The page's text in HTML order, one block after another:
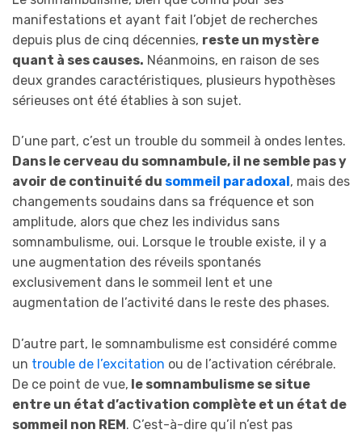
manifestations et ayant fait l’objet de recherches
depuis plus de cinq décennies, reste un mystère
quant à ses causes. Néanmoins, en raison de ses
deux grandes caractéristiques, plusieurs hypothèses
sérieuses ont été établies à son sujet.
D’une part, c’est un trouble du sommeil à ondes lentes.
Dans le cerveau du somnambule, il ne semble pas y
avoir de continuité du sommeil paradoxal , mais des
changements soudains dans sa fréquence et son
amplitude, alors que chez les individus sans
somnambulisme, oui. Lorsque le trouble existe, il y a
une augmentation des réveils spontanés
exclusivement dans le sommeil lent et une
augmentation de l’activité dans le reste des phases.
D’autre part, le somnambulisme est considéré comme
un trouble de l’excitation ou de l’activation cérébrale.
De ce point de vue, le somnambulisme se situe
entre un état d’activation complète et un état de
sommeil non REM. C’est-à-dire qu’il n’est pas